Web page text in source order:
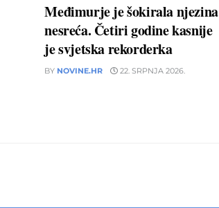
Međimurje je šokirala njezina
nesreća. Četiri godine kasnije
je svjetska rekorderka
BY NOVINE.HR 22. SRPNJA 2026.